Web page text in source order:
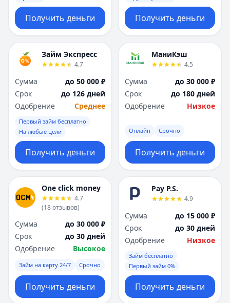
Получить деньги Получить деньги
Займ Экспресс
4.7
Сумма
до 50 000 ₽
Срок
до 126 дней
Одобрение
Среднее
Первый займ бесплатно
На любые цели
Получить деньги
МаниКэш
4.5
Сумма
до 30 000 ₽
Срок
до 180 дней
Одобрение
Низкое
Онлайн Срочно
Получить деньги
One click money
4.7
(18отзывов)
Сумма
до 30 000 ₽
Срок
до 30 дней
Одобрение
Высокое
Займ на карту 24/7 Срочно
Получить деньги
Pay P.S.
4.9
Сумма
до 15 000 ₽
Срок
до 30 дней
Одобрение
Низкое
Займ бесплатно
Первый займ 0%
Получить деньги